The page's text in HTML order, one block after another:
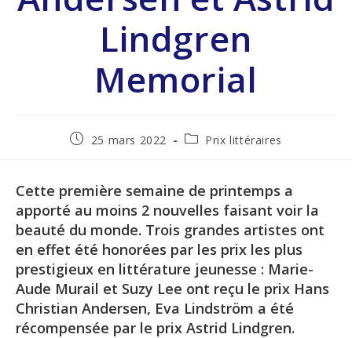
Lindgren
Memorial
25 mars 2022 Prix littéraires
Cette première semaine de printemps a
apporté au moins 2 nouvelles faisant voir la
beauté du monde. Trois grandes artistes ont
en effet été honorées par les prix les plus
prestigieux en littérature jeunesse : Marie-
Aude Murail et Suzy Lee ont reçu le prix Hans
Christian Andersen, Eva Lindström a été
récompensée par le prix Astrid Lindgren.